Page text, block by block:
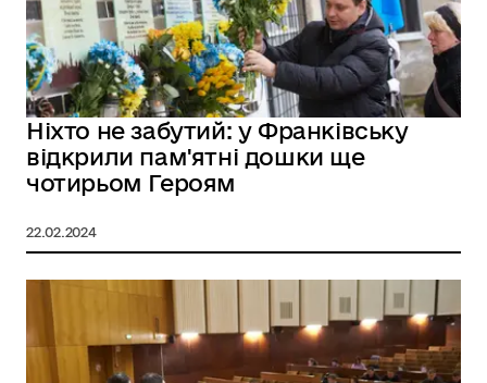
Ніхто не забутий: у Франківську
відкрили пам'ятні дошки ще
чотирьом Героям
22.02.2024